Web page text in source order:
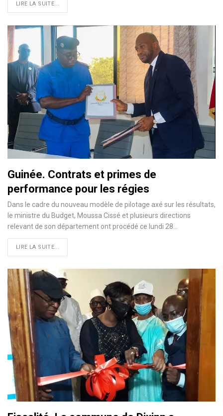
LIRE LA SUITE...
Guinée. Contrats et primes de
performance pour les régies
Dans le cadre du nouveau modèle de pilotage axé sur les résultats,
le ministre du Budget, Moussa Cissé et plusieurs directions
relevant de son département ont procédé ce lundi 28…
LIRE LA SUITE...